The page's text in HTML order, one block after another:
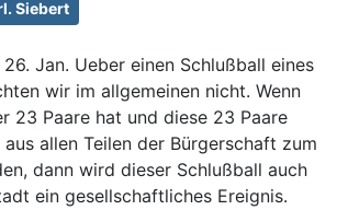
Siebert
Jan. Ueber einen Schlußball eines
wir im allgemeinen nicht. Wenn
23 Paare hat und diese 23 Paare
allen Teilen der Bürgerschaft zum
dann wird dieser Schlußball auch
ein gesellschaftliches Ereignis.